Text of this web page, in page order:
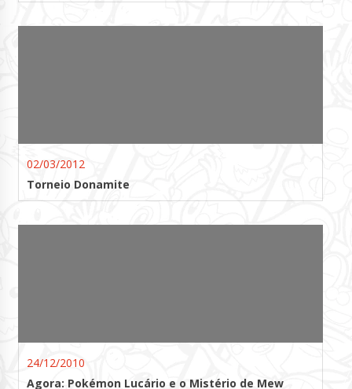
02/03/2012
Torneio Donamite
24/12/2010
Agora: Pokémon Lucário e o Mistério de Mew